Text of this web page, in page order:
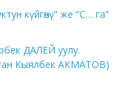
күйгөнү” же “С… га”
ДАЛЕЙ уулу.
Кыялбек АКМАТОВ)